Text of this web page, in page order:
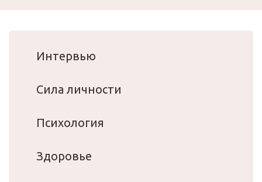
Интервью
Сила личности
Психология
Здоровье